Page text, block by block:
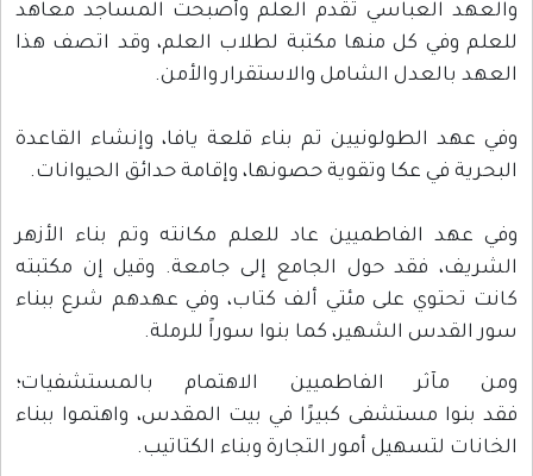
والعهد العباسي تقدم العلم وأصبحت المساجد معاهد
للعلم وفي كل منها مكتبة لطلاب العلم، وقد اتصف هذا
العهد بالعدل الشامل والاستقرار والأمن.
وفي عهد الطولونيين تم بناء قلعة يافا، وإنشاء القاعدة
البحرية في عكا وتقوية حصونها، وإقامة حدائق الحيوانات.
وفي عهد الفاطميين عاد للعلم مكانته وتم بناء الأزهر
الشريف، فقد حول الجامع إلى جامعة. وقيل إن مكتبته
كانت تحتوي على مئتي ألف كتاب، وفي عهدهم شرع ببناء
سور القدس الشهير، كما بنوا سوراً للرملة.
ومن مآثر الفاطميين الاهتمام بالمستشفيات؛
فقد بنوا مستشفى كبيرًا في بيت المقدس، واهتموا ببناء
الخانات لتسهيل أمور التجارة وبناء الكتاتيب.